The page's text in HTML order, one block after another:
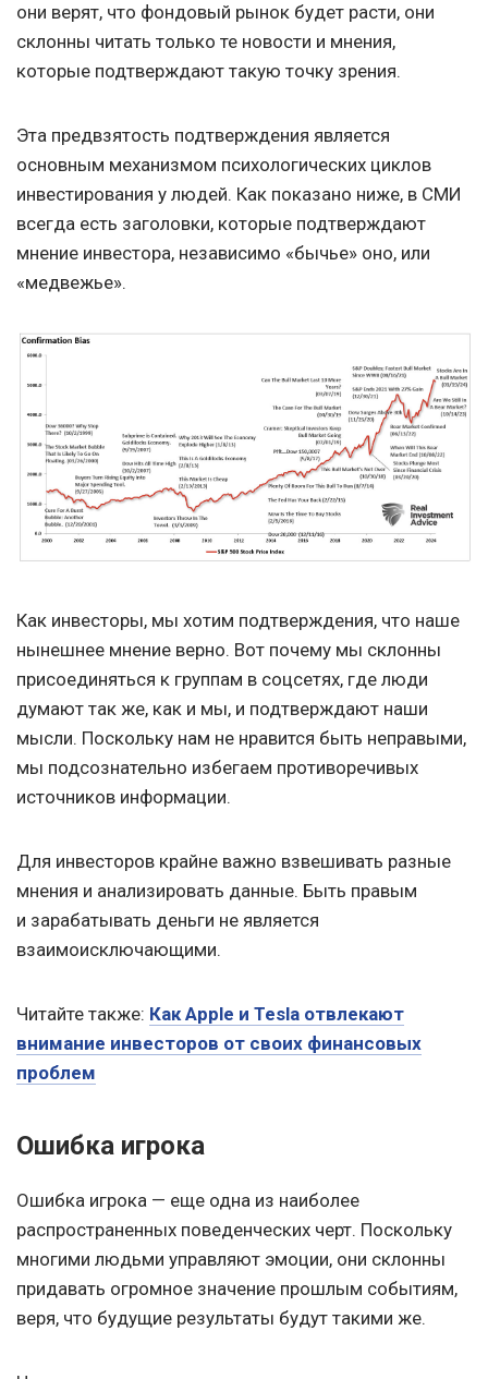
они верят, что фондовый рынок будет расти, они
склонны читать только те новости и мнения,
которые подтверждают такую точку зрения.
Эта предвзятость подтверждения является
основным механизмом психологических циклов
инвестирования у людей. Как показано ниже, в СМИ
всегда есть заголовки, которые подтверждают
мнение инвестора, независимо «бычье» оно, или
«медвежье».
Как инвесторы, мы хотим подтверждения, что наше
нынешнее мнение верно. Вот почему мы склонны
присоединяться к группам в соцсетях, где люди
думают так же, как и мы, и подтверждают наши
мысли. Поскольку нам не нравится быть неправыми,
мы подсознательно избегаем противоречивых
источников информации.
Для инвесторов крайне важно взвешивать разные
мнения и анализировать данные. Быть правым
и зарабатывать деньги не является
взаимоисключающими.
Читайте также: Как Apple и Tesla отвлекают
внимание инвесторов от своих финансовых
проблем
Ошибка игрока
Ошибка игрока — еще одна из наиболее
распространенных поведенческих черт. Поскольку
многими людьми управляют эмоции, они склонны
придавать огромное значение прошлым событиям,
веря, что будущие результаты будут такими же.